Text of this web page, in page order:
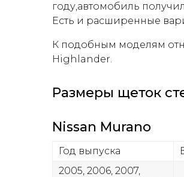
году,автомобиль
Есть и расширенные
К подобным моделям
Highlander.
Размеры щеток
Nissan Murano
Год выпуска
2005, 2006, 2007,